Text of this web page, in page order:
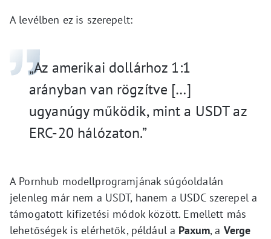
A levélben ez is szerepelt:
„Az amerikai dollárhoz 1:1
arányban van rögzítve […]
ugyanúgy működik, mint a USDT az
ERC-20 hálózaton.”
A Pornhub modellprogramjának súgóoldalán
jelenleg már nem a USDT, hanem a USDC szerepel a
támogatott kifizetési módok között. Emellett más
lehetőségek is elérhetők, például a Paxum, a Verge